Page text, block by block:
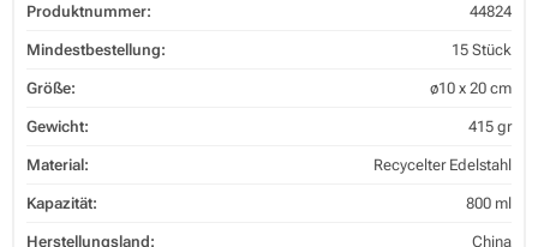
Produktnummer: 44824
Mindestbestellung: 15 Stück
Größe: ø10 x 20 cm
Gewicht: 415 gr
Material: Recycelter Edelstahl
Kapazität: 800 ml
Herstellungsland: China